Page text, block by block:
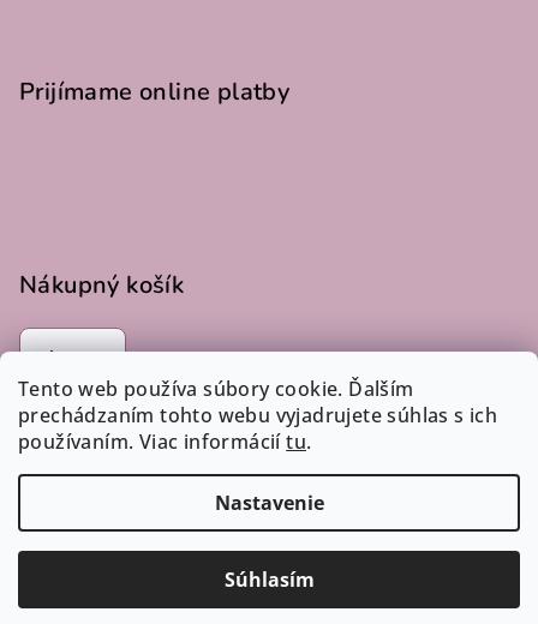
Tento web používa súbory cookie. Ďalším
prechádzaním tohto webu vyjadrujete súhlas s ich
používaním. Viac informáciítu.
Nastavenie
Súhlasím
Prijímame online platby
Nákupný košík
0ks /€0
Instagram
Vytvoril Shoptet